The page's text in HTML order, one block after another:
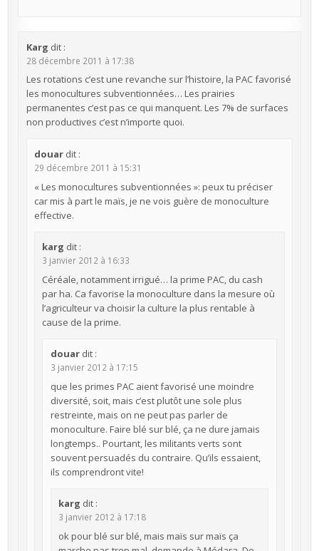
Karg dit :
28 décembre 2011 à 17:38
Les rotations c’est une revanche sur l’histoire, la PAC favorisé
les monocultures subventionnées… Les prairies
permanentes c’est pas ce qui manquent. Les 7% de surfaces
non productives c’est n’importe quoi.
douar dit :
29 décembre 2011 à 15:31
« Les monocultures subventionnées »: peux tu préciser
car mis à part le maïs, je ne vois guère de monoculture
effective.
karg dit :
3 janvier 2012 à 16:33
Céréale, notamment irrigué… la prime PAC, du cash
par ha. Ca favorise la monoculture dans la mesure où
l’agriculteur va choisir la culture la plus rentable à
cause de la prime.
douar dit :
3 janvier 2012 à 17:15
que les primes PAC aient favorisé une moindre
diversité, soit, mais c’est plutôt une sole plus
restreinte, mais on ne peut pas parler de
monoculture. Faire blé sur blé, ça ne dure jamais
longtemps.. Pourtant, les militants verts sont
souvent persuadés du contraire. Qu’ils essaient,
ils comprendront vite!
karg dit :
3 janvier 2012 à 17:18
ok pour blé sur blé, mais maïs sur maïs ça